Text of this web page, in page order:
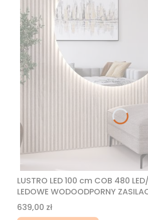
LUSTRO LED 100 cm COB 480
LEDOWE WODOODPORNY
Cena
639,00 zł